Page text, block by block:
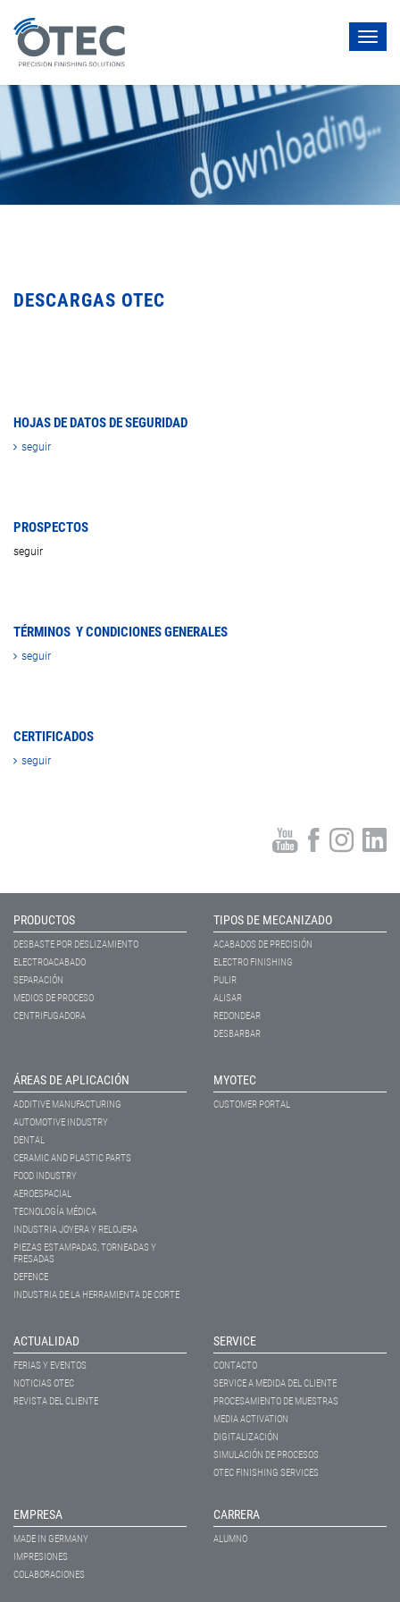
DESCARGAS OTEC
HOJAS DE DATOS DE SEGURIDAD
seguir
PROSPECTOS
seguir
TÉRMINOS Y CONDICIONES GENERALES
seguir
CERTIFICADOS
seguir
PRODUCTOS
DESBASTE POR DESLIZAMIENTO
ELECTROACABADO
SEPARACIÓN
MEDIOS DE PROCESO
CENTRIFUGADORA
TIPOS DE MECANIZADO
ACABADOS DE PRECISIÓN
ELECTRO FINISHING
PULIR
ALISAR
REDONDEAR
DESBARBAR
ÁREAS DE APLICACIÓN
ADDITIVE MANUFACTURING
AUTOMOTIVE INDUSTRY
DENTAL
CERAMIC AND PLASTIC PARTS
FOOD INDUSTRY
AEROESPACIAL
TECNOLOGÍA MÉDICA
INDUSTRIA JOYERA Y RELOJERA
PIEZAS ESTAMPADAS, TORNEADAS Y
FRESADAS
DEFENCE
INDUSTRIA DE LA HERRAMIENTA DE CORTE
MYOTEC
CUSTOMER PORTAL
ACTUALIDAD
FERIAS Y EVENTOS
NOTICIAS OTEC
REVISTA DEL CLIENTE
SERVICE
CONTACTO
SERVICE A MEDIDA DEL CLIENTE
PROCESAMIENTO DE MUESTRAS
MEDIA ACTIVATION
DIGITALIZACIÓN
SIMULACIÓN DE PROCESOS
OTEC FINISHING SERVICES
EMPRESA
MADE IN GERMANY
IMPRESIONES
COLABORACIONES
CARRERA
ALUMNO